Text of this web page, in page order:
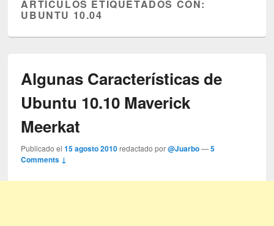
ARTÍCULOS ETIQUETADOS CON:
UBUNTU 10.04
Algunas Características de
Ubuntu 10.10 Maverick
Meerkat
Publicado el15 agosto 2010 redactado por@Juarbo —5
Comments ↓